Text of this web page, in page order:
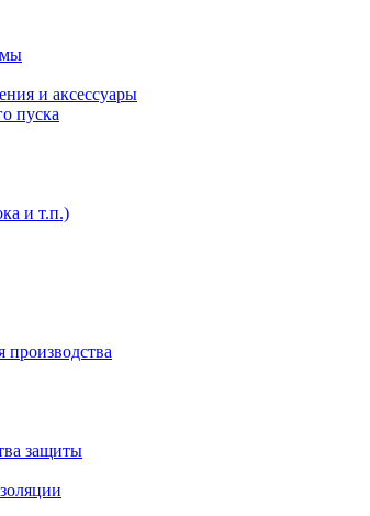
и аксессуары
пуска
и т.п.)
защиты